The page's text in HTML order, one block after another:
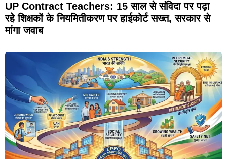
UP Contract Teachers: 15 साल से संविदा पर पढ़ा
रहे शिक्षकों के नियमितीकरण पर हाईकोर्ट सख्त, सरकार से
मांगा जवाब